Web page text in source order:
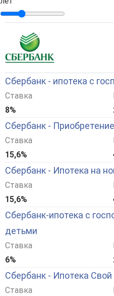
Сбербанк - ипотека с
Ставка
8%
Сбербанк -
Ставка
15,6%
Сбербанк - Ипотека на
Ставка
15,6%
Сбербанк-ипотека с
детьми
Ставка
6%
Сбербанк - Ипотека
Ставка